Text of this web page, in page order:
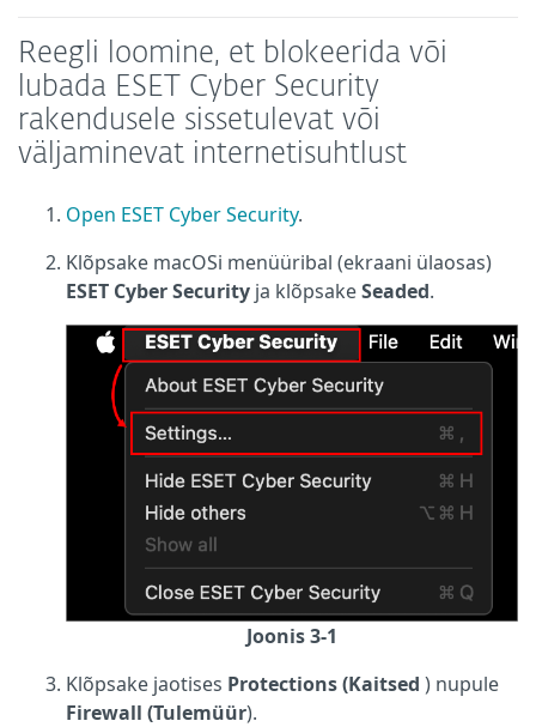
Reegli loomine, et blokeerida või
lubada ESET Cyber Security
rakendusele sissetulevat või
väljaminevat internetisuhtlust
Open ESET Cyber Security.
Klõpsake macOSi menüüribal (ekraani ülaosas)
ESET Cyber Security ja klõpsakeSeaded.
Joonis 3-1
Klõpsake jaotises Protections (Kaitsed ) nupule
Firewall (Tulemüür).